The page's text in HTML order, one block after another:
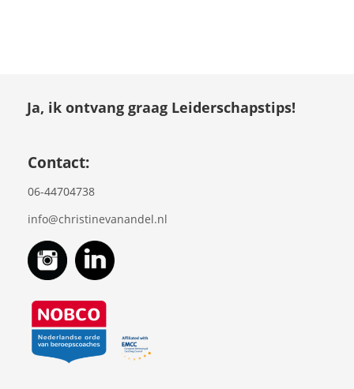
Ja, ik ontvang graag Leiderschapstips!
Contact:
06-44704738
info@christinevanandel.nl